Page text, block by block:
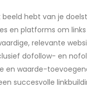
beeld hebt van je
en platforms om
relevante
dofollow- en
en waarde-
succesvolle